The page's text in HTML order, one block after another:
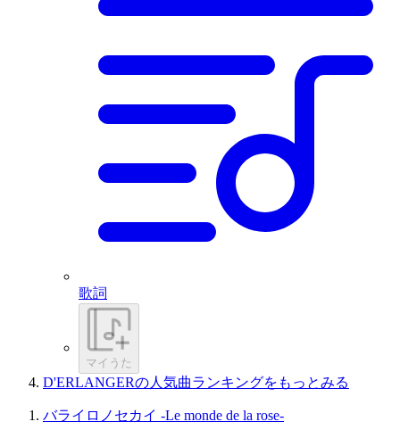
歌詞
マイうた
D'ERLANGERの人気曲ランキングをもっとみる
バライロノセカイ -Le monde de la rose-